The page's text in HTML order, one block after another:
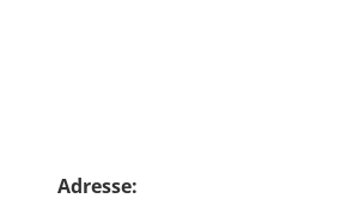
Adresse: